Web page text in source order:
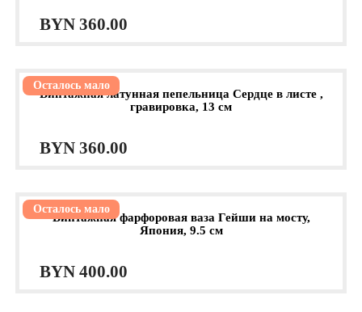
BYN 360.00
Осталось мало
Винтажная латунная пепельница Сердце в листе ,
гравировка, 13 см
BYN 360.00
Осталось мало
Винтажная фарфоровая ваза Гейши на мосту,
Япония, 9.5 см
BYN 400.00